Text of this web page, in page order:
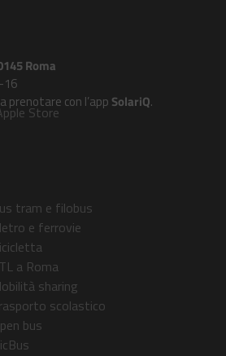
Roma
16
con l’app SolariQ.
Store
tram e filobus
e ferrovie
a Roma
sharing
scolastico
bus